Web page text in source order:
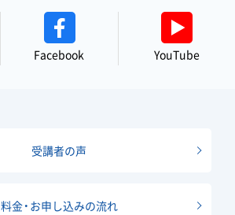
Facebook YouTube
受講者の声
料金・お申し込みの流れ